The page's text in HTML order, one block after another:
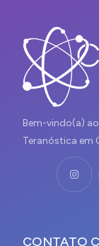
Bem-vindo(a)
Teranóstica em
CONTATO